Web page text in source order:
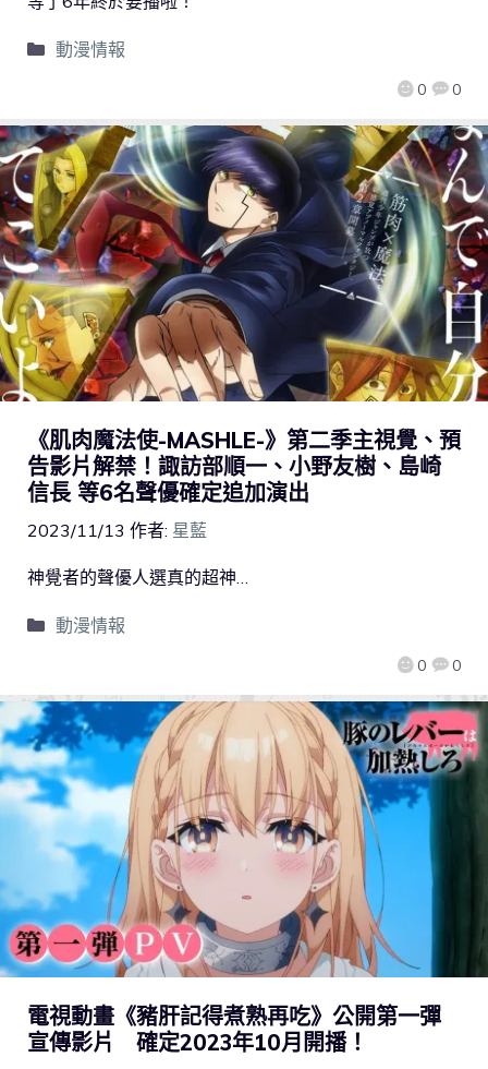
0 0
動漫情報
《肌肉魔法使-MASHLE-》第二季主視覺、預
告影片解禁！諏訪部順一、小野友樹、島崎
信長 等6名聲優確定追加演出
2023/11/13 作者: 星藍
0 0
神覺者的聲優人選真的超神…
動漫情報
電視動畫《豬肝記得煮熟再吃》公開第一彈
宣傳影片 確定2023年10月開播！